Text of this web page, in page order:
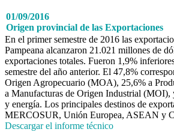
01/09/2016
Origen provincial de las Exportaciones
En el primer semestre de 2016 las
Pampeana alcanzaron 21.021 millones de
exportaciones totales. Fueron 1,9%
semestre del año anterior. El 47,8%
Origen Agropecuario (MOA), 25,6% a
a Manufacturas de Origen Industrial (MOI),
y energía. Los principales destinos de
MERCOSUR, Unión Europea, ASEAN y
Descargar el informe técnico